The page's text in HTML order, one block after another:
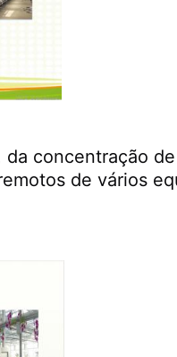
concentração
de vários